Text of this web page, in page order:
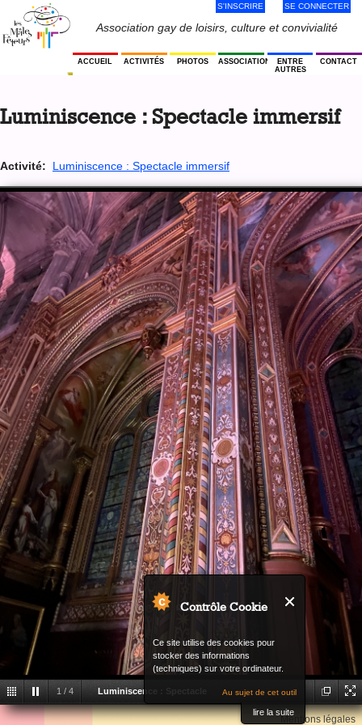
Contrôle Cookie
Ce site utilise des cookies pour
stocker des informations
(techniques) sur votre ordinateur.
Au sujet de cet outil
lire la suite
navigation
Association gay de loisirs, culture et convivialité
Menu
Utilisateur
S'INSCRIRE SE CONNECTER
ACCUEIL ACTIVITÉS PHOTOS ASSOCIATION
ENTRE
AUTRES
CONTACT
top
Luminiscence : Spectacle immersif
Activité: Luminiscence : Spectacle immersif
1 / 4 Luminiscence : Spectacle
immersif Luminiscence : Spectacle immersif
Back
Mentions légales